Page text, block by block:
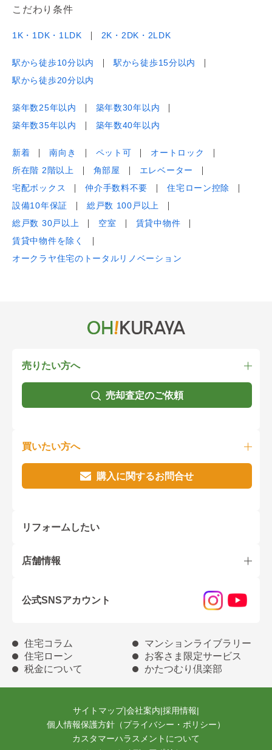
こだわり条件
1K・1DK・1LDK 2K・2DK・2LDK
駅から徒歩10分以内
駅から徒歩15分以内
駅から徒歩20分以内
築年数25年以内
築年数30年以内
築年数35年以内
築年数40年以内
新着 南向き ペット可
オートロック
所在階 2階以上
角部屋
エレベーター
宅配ボックス
仲介手数料不要
住宅ローン控除
設備10年保証
総戸数 100戸以上
総戸数 30戸以上
空室
賃貸中物件
賃貸中物件を除く
オークラヤ住宅のトータルリノベーション
売りたい方へ
売却査定のご依頼
買いたい方へ
購入に関するお問合せ
リフォームしたい
店舗情報
公式SNSアカウント
住宅コラム
マンションライブラリー
住宅ローン
お客さま限定サービス
税金について
かたつむり倶楽部
サイトマップ|会社案内|採用情報|
個人情報保護方針（プライバシー・ポリシー）
カスタマーハラスメントについて